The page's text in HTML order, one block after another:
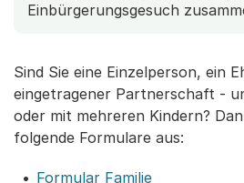
Einbürgerungsgesuch
Sind Sie eine Einzelperson, ein
eingetragener Partnerschaft -
oder mit mehreren Kindern?
folgende Formulare aus:
Formular Familie